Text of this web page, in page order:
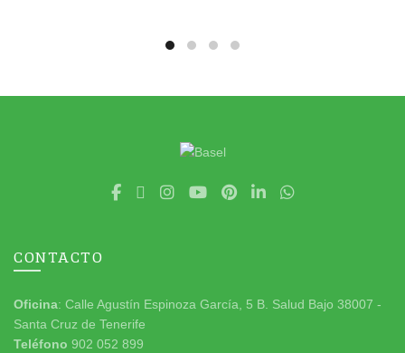
CONTACTO
Oficina: Calle Agustín Espinoza García, 5 B. Salud Bajo 38007 -
Santa Cruz de Tenerife
Teléfono 902 052 899